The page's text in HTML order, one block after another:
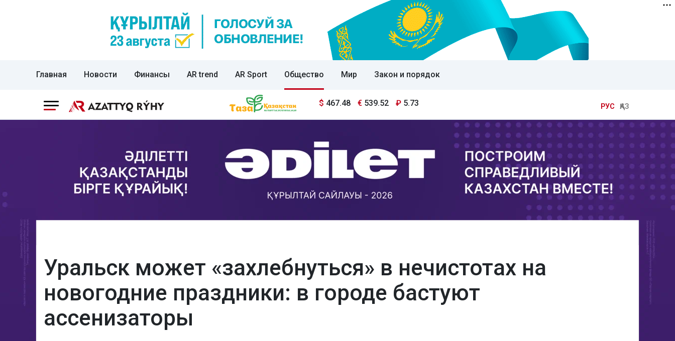
Главная Новости Финансы AR trend AR Sport Общество Мир Закон и порядок
$ 467.48 € 539.52 ₽ 5.73 РУС ҚАЗ
Уральск может «захлебнуться» в нечистотах на
новогодние праздники: в городе бастуют
ассенизаторы